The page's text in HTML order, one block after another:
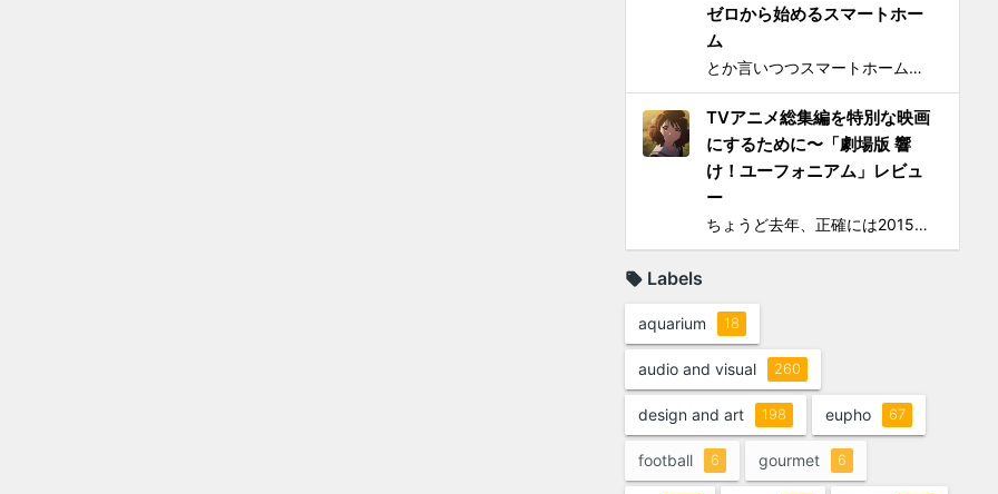
ゼロから始めるスマートホー
ム
とか言いつつスマートホームとかIoTってよく知らんけど、おもしろ電気小物を活用して家電生活をもっとエンジョイしちゃおう！というわけで初歩的なものからIT系ガジェットまで一気に紹介して使い方の提案をしようと思う。 0）アナログ的なもの：リモコンコンセント、タイマーつきコンセント...
TVアニメ総集編を特別な映画
にするために〜「劇場版 響
け！ユーフォニアム」レビュ
ー
ちょうど去年、正確には2015年の4〜6月に地上波放映されたTVシリーズアニメ「響け！ユーフォニアム」（以下TV版）に思いっきりハマって遂には舞台となった宇治への「聖地巡礼」まで敢行してしまったのは、このブログでご報告してきた通り。過去のあれこれを知りたい方は以下をどうぞ： ...
Labels
aquarium 18
audio and visual 260
design and art 198 eupho 67
football 6 gourmet 6